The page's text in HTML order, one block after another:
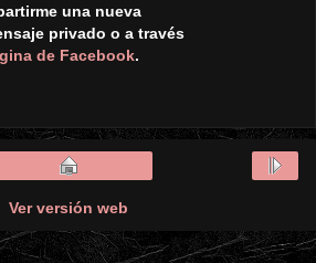
una nueva
privado o a través
de Facebook.
Ver versión web